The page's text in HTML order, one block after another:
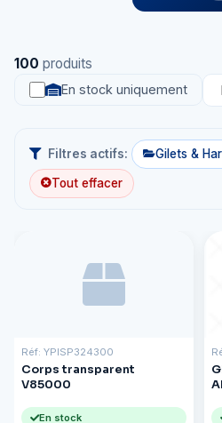
100 produits
En stock uniquement
Filtres actifs: Gilets &
Tout effacer
Réf: YPISP324300
Corps transparent
V85000
En stock